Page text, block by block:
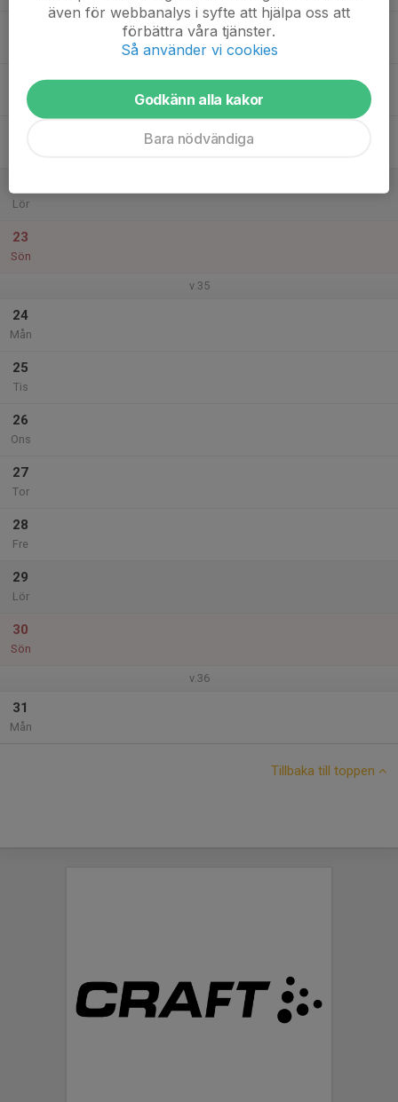
Tor
Lör
23
Sön
v.35
24
Mån
25
Tis
26
Ons
27
Tor
28
Fre
29
Lör
30
Sön
v.36
31
Mån
Tillbaka till toppen
även för webbanalys i syfte att hjälpa oss att
förbättra våra tjänster.
Så använder vi cookies
Godkänn alla kakor
Bara nödvändiga